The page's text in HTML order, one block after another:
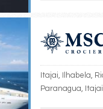
Itajai, Ilhabela,
Paranagua, Itajai